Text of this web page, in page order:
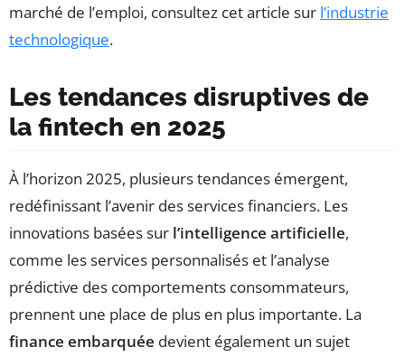
marché de l’emploi, consultez cet article sur l’industrie
technologique.
Les tendances disruptives de
la fintech en 2025
À l’horizon 2025, plusieurs tendances émergent,
redéfinissant l’avenir des services financiers. Les
innovations basées sur l’intelligence artificielle,
comme les services personnalisés et l’analyse
prédictive des comportements consommateurs,
prennent une place de plus en plus importante. La
finance embarquée devient également un sujet